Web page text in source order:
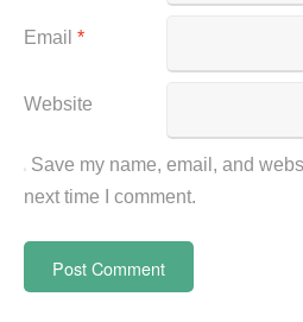
Email *
Website
Save my name, email, and
next time I comment.